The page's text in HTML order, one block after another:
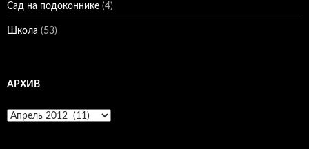
Сад на подоконнике (4)
Школа (53)
АРХИВ
Архив